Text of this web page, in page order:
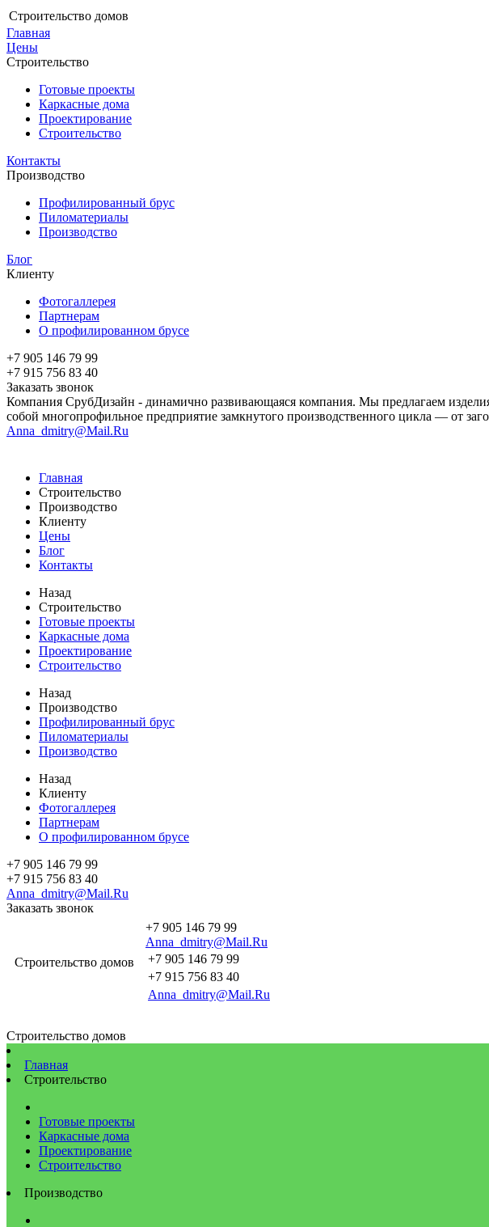
Строительство домов
Главная
Цены
Строительство
Готовые проекты
Каркасные дома
Проектирование
Строительство
Контакты
Производство
Профилированный брус
Пиломатериалы
Производство
Блог
Клиенту
Фотогаллерея
Партнерам
О профилированном брусе
+7 905 146 79 99
+7 915 756 83 40
Заказать звонок
Компания СрубДизайн - динамично развивающаяся компания. Мы предлагаем
собой многопрофильное предприятие замкнутого производственного цикла — от
Anna_dmitry@Mail.Ru
Главная
Строительство
Производство
Клиенту
Цены
Блог
Контакты
Назад
Строительство
Готовые проекты
Каркасные дома
Проектирование
Строительство
Назад
Производство
Профилированный брус
Пиломатериалы
Производство
Назад
Клиенту
Фотогаллерея
Партнерам
О профилированном брусе
+7 905 146 79 99
+7 915 756 83 40
Anna_dmitry@Mail.Ru
Заказать звонок
Строительство домов
+7 905 146 79 99
Anna_dmitry@Mail.Ru
+7 905 146 79 99
+7 915 756 83 40
Anna_dmitry@Mail.Ru
Строительство домов
Главная
Строительство
Готовые проекты
Каркасные дома
Проектирование
Строительство
Производство